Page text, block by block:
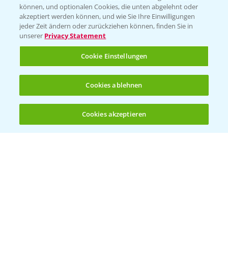
(noch 4)
Wetter Aktuell
BROSCHÜREN
Saatgut
Sonderkulturen
Verantwortung & Sorgfalt
können, und optionalen Cookies, die unten abgelehnt oder
akzeptiert werden können, und wie Sie Ihre Einwilligungen
jeder Zeit ändern oder zurückziehen können, finden Sie in
unserer Privacy Statement
Cookie Einstellungen
Cookies ablehnen
Cookies akzeptieren